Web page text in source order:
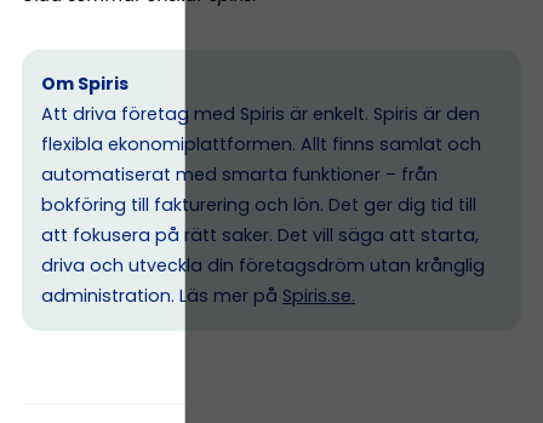
Om Spiris
Att driva företag med Spiris är enkelt. Spiris är den
flexibla ekonomiplattformen. Allt finns samlat och
automatiserat med smarta funktioner – från
bokföring till fakturering och lön. Det ger dig tid till
att fokusera på rätt saker. Det vill säga att starta,
driva och utveckla din företagsdröm utan krånglig
administration. Läs mer på Spiris.se.